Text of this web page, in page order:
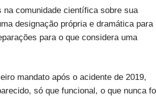
comunidade científica sobre sua
designação própria e dramática para
para o que considera uma
mandato após o acidente de 2019,
só que funcional, o que nunca